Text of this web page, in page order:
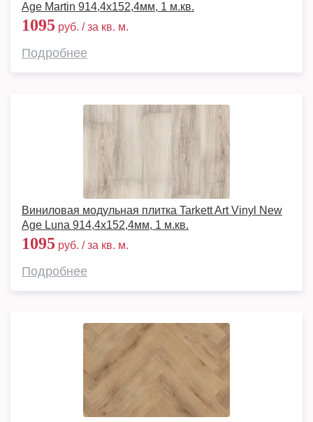
Age Martin 914,4х152,4мм, 1 м.кв.
1095 руб. / за кв. м.
Подробнее
Виниловая модульная плитка Tarkett Art Vinyl New
Age Luna 914,4х152,4мм, 1 м.кв.
1095 руб. / за кв. м.
Подробнее